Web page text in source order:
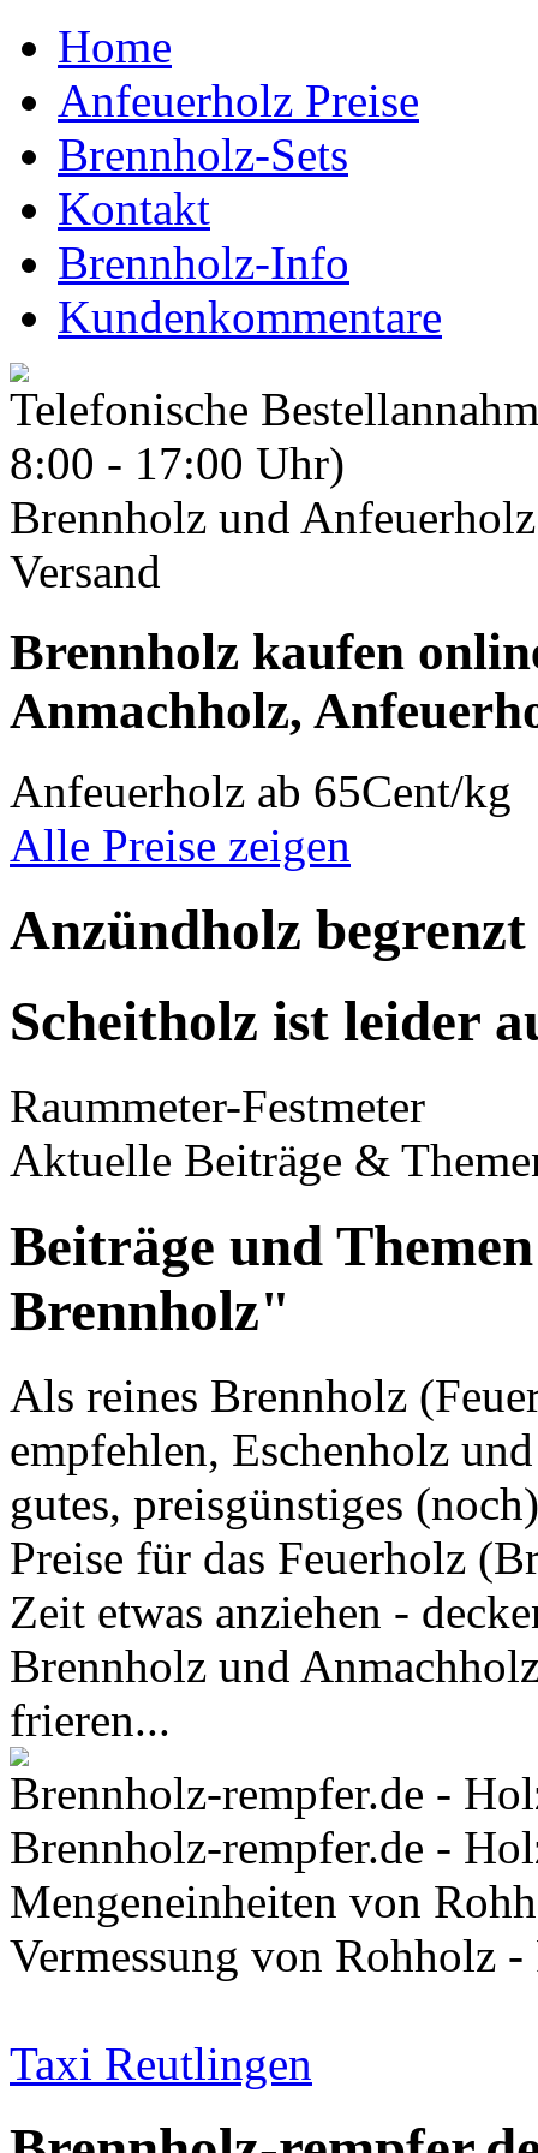
Home
Anfeuerholz Preise
Brennholz-Sets
Kontakt
Brennholz-Info
Kundenkommentare
Telefonische
8:00 - 17:00 Uhr)
Brennholz und
Versand
Brennholz kaufen
Anmachholz,
Anfeuerholz ab 65Cent/kg
Alle Preise zeigen
Anzündholz
Scheitholz ist leider
Raummeter-Festmeter
Aktuelle Beiträge &
Beiträge und
Brennholz"
Als reines Brennholz
empfehlen, Eschenholz
gutes, preisgünstiges
Preise für das Feuerholz
Zeit etwas anziehen -
Brennholz und
frieren...
Brennholz-rempfer.de -
Brennholz-rempfer.de -
Mengeneinheiten von
Taxi Reutlingen